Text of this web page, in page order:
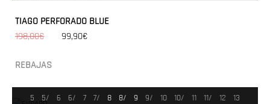
TIAGO PERFORADO BLUE
198,00€
99,90€
REBAJAS
5 5/ 6 6/ 7 7/ 8 8/ 9 9/ 10 10/ 11 11/ 12 13